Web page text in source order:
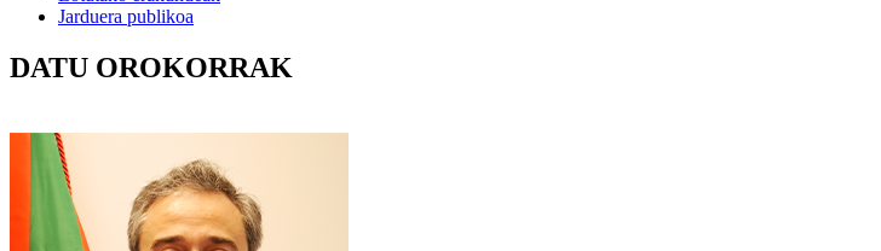
Jarduera publikoa
DATU OROKORRAK